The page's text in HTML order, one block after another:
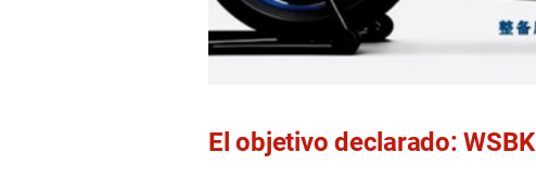
El objetivo declarado: WSBK